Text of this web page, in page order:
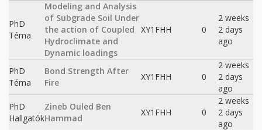
PhD
Téma
Modeling and Analysis
of Subgrade Soil Under
the action of Coupled
Hydroclimate and
Dynamic loadings
XY1FHH 0
2 weeks
2 days
ago
PhD
Téma
Bond Strength After
Fire
XY1FHH 0
2 weeks
2 days
ago
PhD
Hallgatók
Zineb Ouled Ben
Hammad
XY1FHH 0
2 weeks
2 days
ago